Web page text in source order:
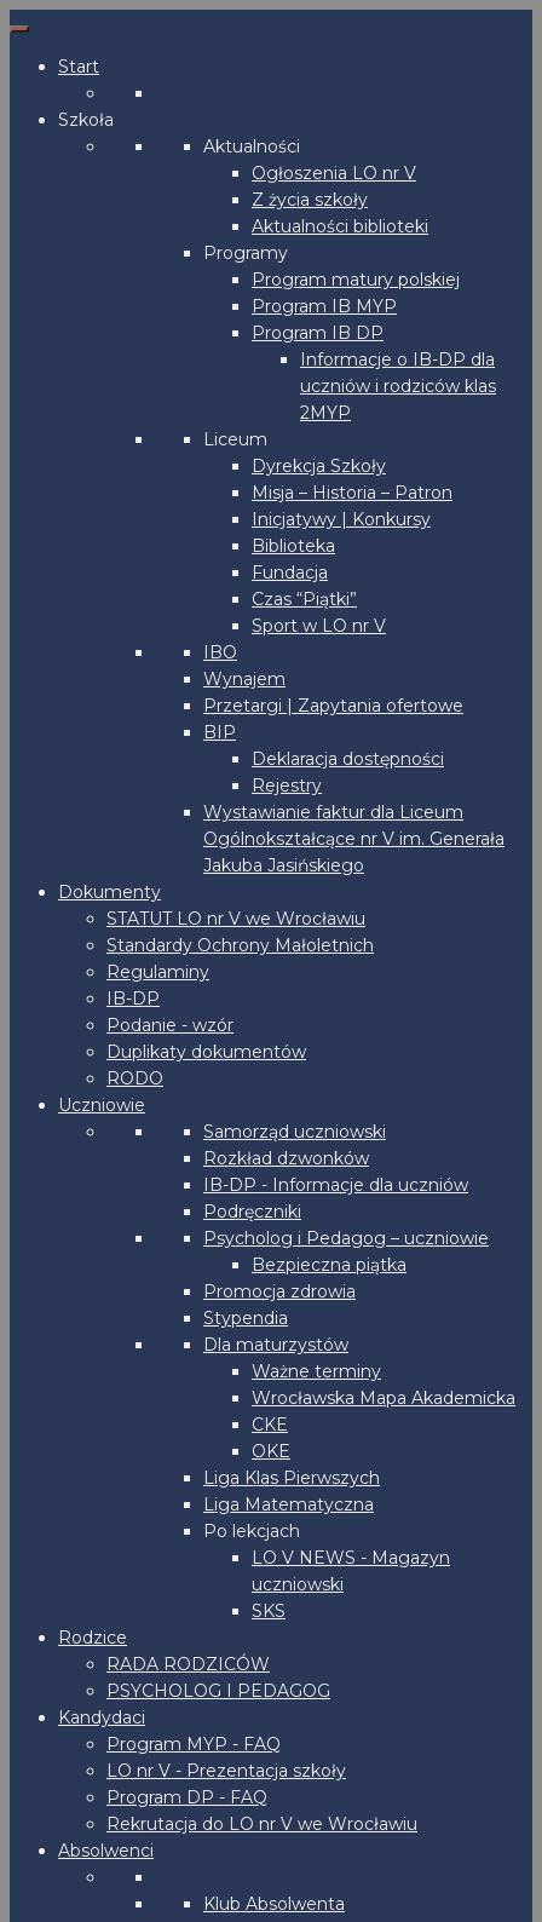
Start
Szkoła
Aktualności
Ogłoszenia LO nr V
Z życia szkoły
Aktualności biblioteki
Programy
Program matury polskiej
Program IB MYP
Program IB DP
Informacje o IB-DP dla
uczniów i rodziców klas
2MYP
Liceum
Dyrekcja Szkoły
Misja – Historia – Patron
Inicjatywy | Konkursy
Biblioteka
Fundacja
Czas “Piątki”
Sport w LO nr V
IBO
Wynajem
Przetargi | Zapytania ofertowe
BIP
Deklaracja dostępności
Rejestry
Wystawianie faktur dla Liceum
Ogólnokształcące nr V im. Generała
Jakuba Jasińskiego
Dokumenty
STATUT LO nr V we Wrocławiu
Standardy Ochrony Małoletnich
Regulaminy
IB-DP
Podanie - wzór
Duplikaty dokumentów
RODO
Uczniowie
Samorząd uczniowski
Rozkład dzwonków
IB-DP - Informacje dla uczniów
Podręczniki
Psycholog i Pedagog – uczniowie
Bezpieczna piątka
Promocja zdrowia
Stypendia
Dla maturzystów
Ważne terminy
Wrocławska Mapa Akademicka
CKE
OKE
Liga Klas Pierwszych
Liga Matematyczna
Po lekcjach
LO V NEWS - Magazyn
uczniowski
SKS
Rodzice
RADA RODZICÓW
PSYCHOLOG I PEDAGOG
Kandydaci
Program MYP - FAQ
LO nr V - Prezentacja szkoły
Program DP - FAQ
Rekrutacja do LO nr V we Wrocławiu
Absolwenci
Klub Absolwenta